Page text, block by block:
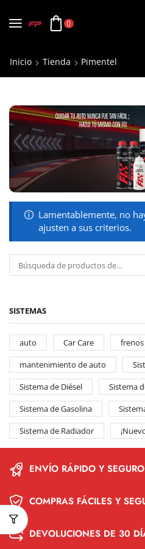
0
Inicio Tienda Pimentel
SISTEMAS
auto Car Care frenos
mantenimiento de auto
Sistema de Diésel
Sistema
Sistema de Gasolina
Sistema de Radiador
Lamentablemente, no
ajusten a sus criterios.
ENVÍO RÁPIDO Y SEGURO
COMPRAS FÁCILES Y
DEVOLUCIONES DE 30